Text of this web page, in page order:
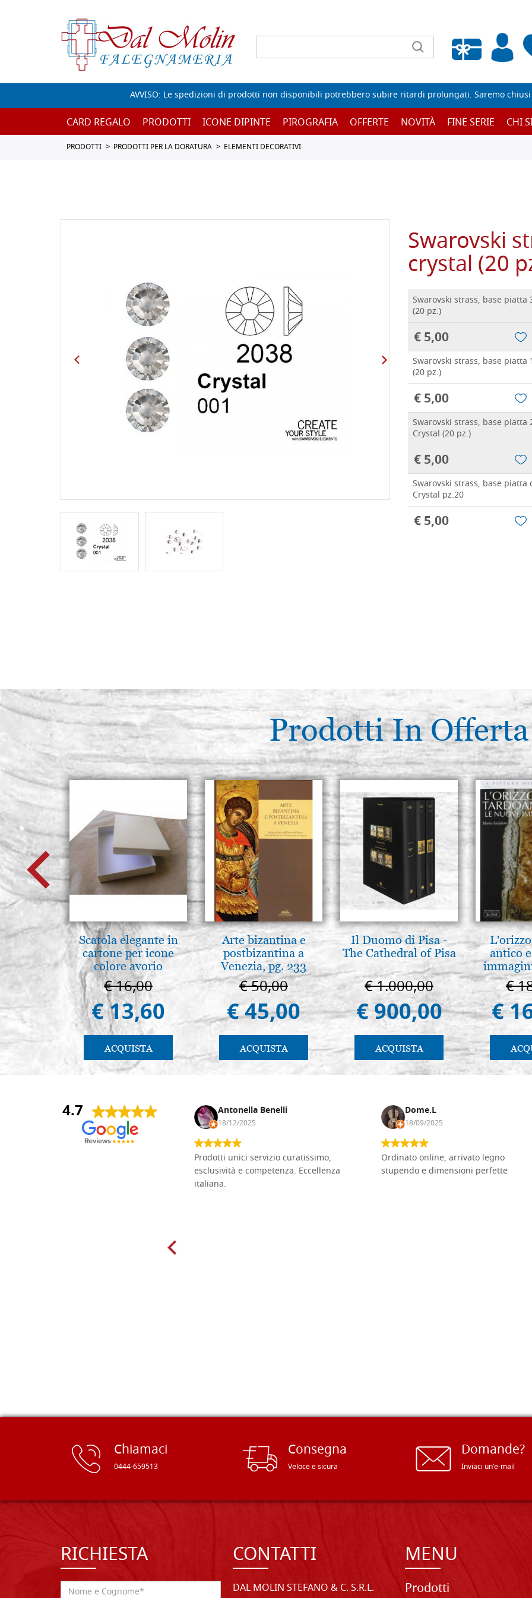
Wishlist vuota
AVVISO: Le spedizioni di prodotti non disponibili potrebbero subire ritardi prolungati. Saremo
CARD REGALO PRODOTTI ICONE DIPINTE PIROGRAFIA OFFERTE NOVITÀ FINE SERIE CHI
PRODOTTI PRODOTTI PER LA DORATURA ELEMENTI DECORATIVI
Swarovski
crystal (20
Swarovski strass, base piatta
(20 pz.)
€ 5,00
Swarovski strass, base piatta
(20 pz.)
€ 5,00
Swarovski strass, base piatta
Crystal (20 pz.)
€ 5,00
Swarovski strass, base piatta
Crystal pz.20
€ 5,00
Prodotti In Offerta
Scatola elegante in
cartone per icone
colore avorio
€ 16,00
€ 13,60
ACQUISTA
Arte bizantina e
postbizantina a
Venezia, pg. 233
€ 50,00
€ 45,00
ACQUISTA
Il Duomo di Pisa -
The Cathedral of Pisa
€ 1.000,00
€ 900,00
ACQUISTA
antico
€
€
4.7
Andrea Monguzzi Antonella Benelli
18/12/2025
Prodotti unici servizio curatissimo,
esclusività e competenza. Eccellenza
italiana.
Dome.L
18/09/2025
Ordinato online, arrivato legno
stupendo e dimensioni perfette
Chiamaci
0444-659513
Consegna
Veloce e sicura
Domande?
Inviaci un'e-mail
RICHIESTA CONTATTI
DAL MOLIN STEFANO & C. S.R.L.
MENU
Prodotti